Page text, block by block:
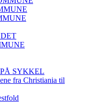
SYKKEL
fra Christiania til